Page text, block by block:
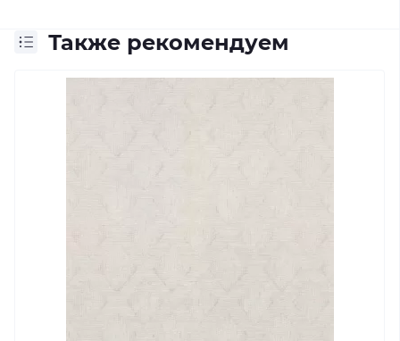
Также рекомендуем